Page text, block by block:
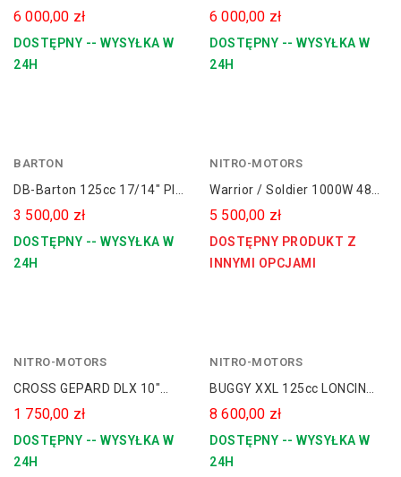
Spalinowy Quad 8" Platin
Line
6 000,00 zł
DOSTĘPNY -- WYSYŁKA W
24H
Spalinowy Quad 8" Platin
Line
6 000,00 zł
DOSTĘPNY -- WYSYŁKA W
24H
BARTON
żółty
DB-Barton 125cc 17/14" PIT
BIKE - CROSS
3 500,00 zł
DOSTĘPNY -- WYSYŁKA W
24H
NITRO-MOTORS
Warrior / Soldier 1000W 48V
Elektryczny Duży Quad
5 500,00 zł
DOSTĘPNY PRODUKT Z
INNYMI OPCJAMI
NITRO-MOTORS
czerwony
niebieski
zielony
CROSS GEPARD DLX 10"
550W 24V Dla Dziecka
1 750,00 zł
DOSTĘPNY -- WYSYŁKA W
24H
NITRO-MOTORS
BUGGY XXL 125cc LONCIN
AUTOMAT + WSTECZNY
KOŁA 8
8 600,00 zł
DOSTĘPNY -- WYSYŁKA W
24H